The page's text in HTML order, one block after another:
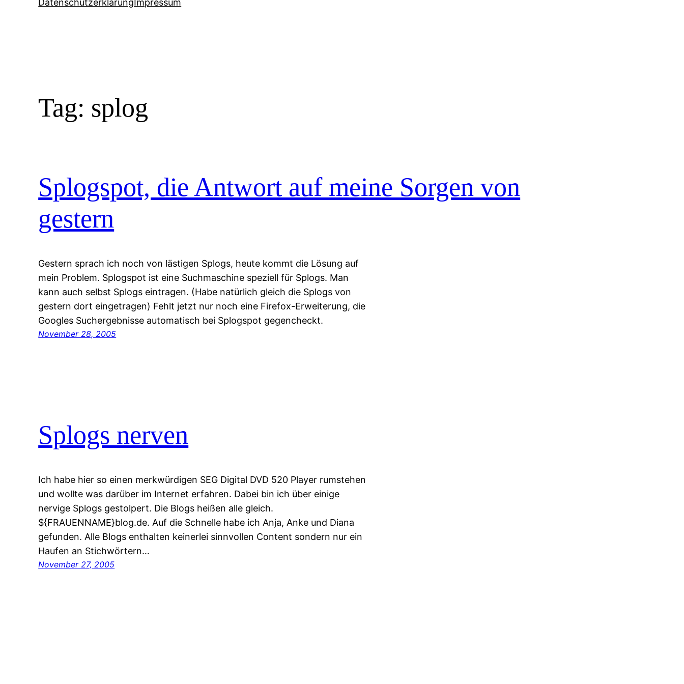
DatenschutzerklärungImpressum
Tag: splog
Splogspot, die Antwort auf meine Sorgen von
gestern
Gestern sprach ich noch von lästigen Splogs, heute kommt die Lösung auf
mein Problem. Splogspot ist eine Suchmaschine speziell für Splogs. Man
kann auch selbst Splogs eintragen. (Habe natürlich gleich die Splogs von
gestern dort eingetragen) Fehlt jetzt nur noch eine Firefox-Erweiterung, die
Googles Suchergebnisse automatisch bei Splogspot gegencheckt.
November 28, 2005
Splogs nerven
Ich habe hier so einen merkwürdigen SEG Digital DVD 520 Player rumstehen
und wollte was darüber im Internet erfahren. Dabei bin ich über einige
nervige Splogs gestolpert. Die Blogs heißen alle gleich.
${FRAUENNAME}blog.de. Auf die Schnelle habe ich Anja, Anke und Diana
gefunden. Alle Blogs enthalten keinerlei sinnvollen Content sondern nur ein
Haufen an Stichwörtern…
November 27, 2005